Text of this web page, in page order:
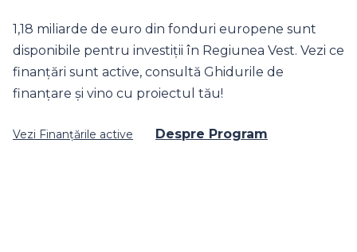
1,18 miliarde de euro din fonduri europene sunt
disponibile pentru investiții în Regiunea Vest. Vezi ce
finanțări sunt active, consultă Ghidurile de
finanțare și vino cu proiectul tău!
Vezi Finanțările active Despre Program